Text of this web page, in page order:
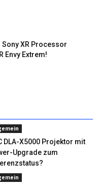
Sony XR Processor
Envy Extrem!
DLA-X5000 Projektor mit
Upgrade zum